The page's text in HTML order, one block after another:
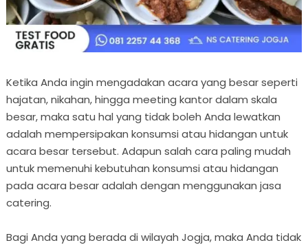
Ketika Anda ingin mengadakan acara yang besar seperti
hajatan, nikahan, hingga meeting kantor dalam skala
besar, maka satu hal yang tidak boleh Anda lewatkan
adalah mempersipakan konsumsi atau hidangan untuk
acara besar tersebut. Adapun salah cara paling mudah
untuk memenuhi kebutuhan konsumsi atau hidangan
pada acara besar adalah dengan menggunakan jasa
catering.
Bagi Anda yang berada di wilayah Jogja, maka Anda tidak